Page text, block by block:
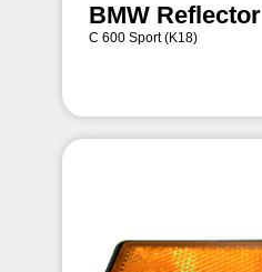
BMW Reflector
C 600 Sport (K18)